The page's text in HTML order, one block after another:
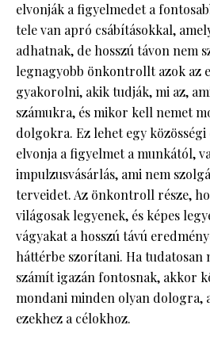
elvonják a figyelmedet a
tele van apró csábításokkal,
adhatnak, de hosszú távon nem
legnagyobb önkontrollt azok az
gyakorolni, akik tudják, mi az,
számukra, és mikor kell nemet
dolgokra. Ez lehet egy közösségi
elvonja a figyelmet a munkától,
impulzusvásárlás, ami nem
terveidet. Az önkontroll része,
világosak legyenek, és képes
vágyakat a hosszú távú
háttérbe szorítani. Ha tudatosan
számít igazán fontosnak, akkor
mondani minden olyan dologra,
ezekhez a célokhoz.